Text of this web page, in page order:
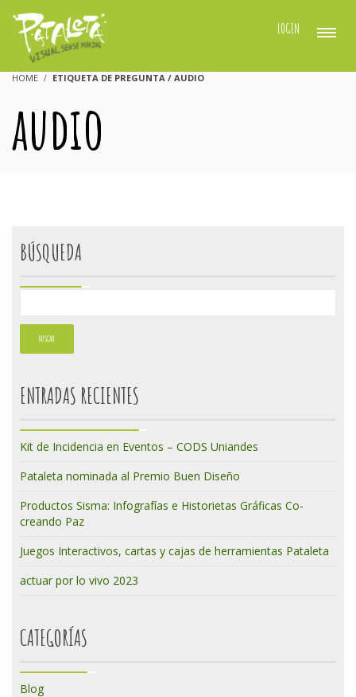
LOGIN
HOME ETIQUETA DE PREGUNTA / AUDIO
audio
BÚSQUEDA
ENTRADAS RECIENTES
Kit de Incidencia en Eventos – CODS Uniandes
Pataleta nominada al Premio Buen Diseño
Productos Sisma: Infografías e Historietas Gráficas Co-
creando Paz
Juegos Interactivos, cartas y cajas de herramientas Pataleta
actuar por lo vivo 2023
CATEGORÍAS
Blog